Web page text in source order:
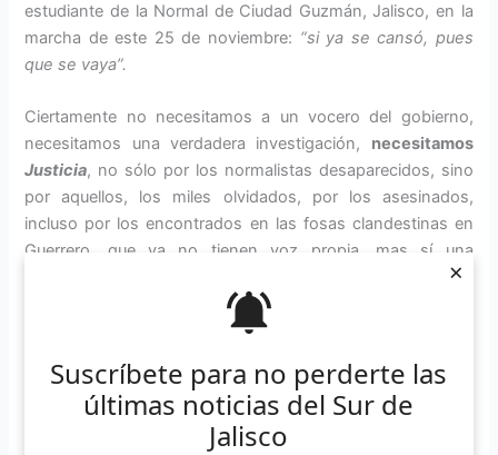
Suscríbete para no perderte las
últimas noticias del Sur de
Jalisco
×
estudiante de la Normal de Ciudad Guzmán, Jalisco, en la
marcha de este 25 de noviembre: “si ya se cansó, pues
que se vaya”.
Ciertamente no necesitamos a un vocero del gobierno,
necesitamos una verdadera investigación, necesitamos
Justicia, no sólo por los normalistas desaparecidos, sino
por aquellos, los miles olvidados, por los asesinados,
incluso por los encontrados en las fosas clandestinas en
Guerrero, que ya no tienen voz propia, mas sí una
“por qué nos asesinan, si somos
daña a inocentes y se deja libre a quienes hemos permitido
que sigan libres, el gobierno, el narcotráfico, los asaltantes,
asesinos, entre tantos más.